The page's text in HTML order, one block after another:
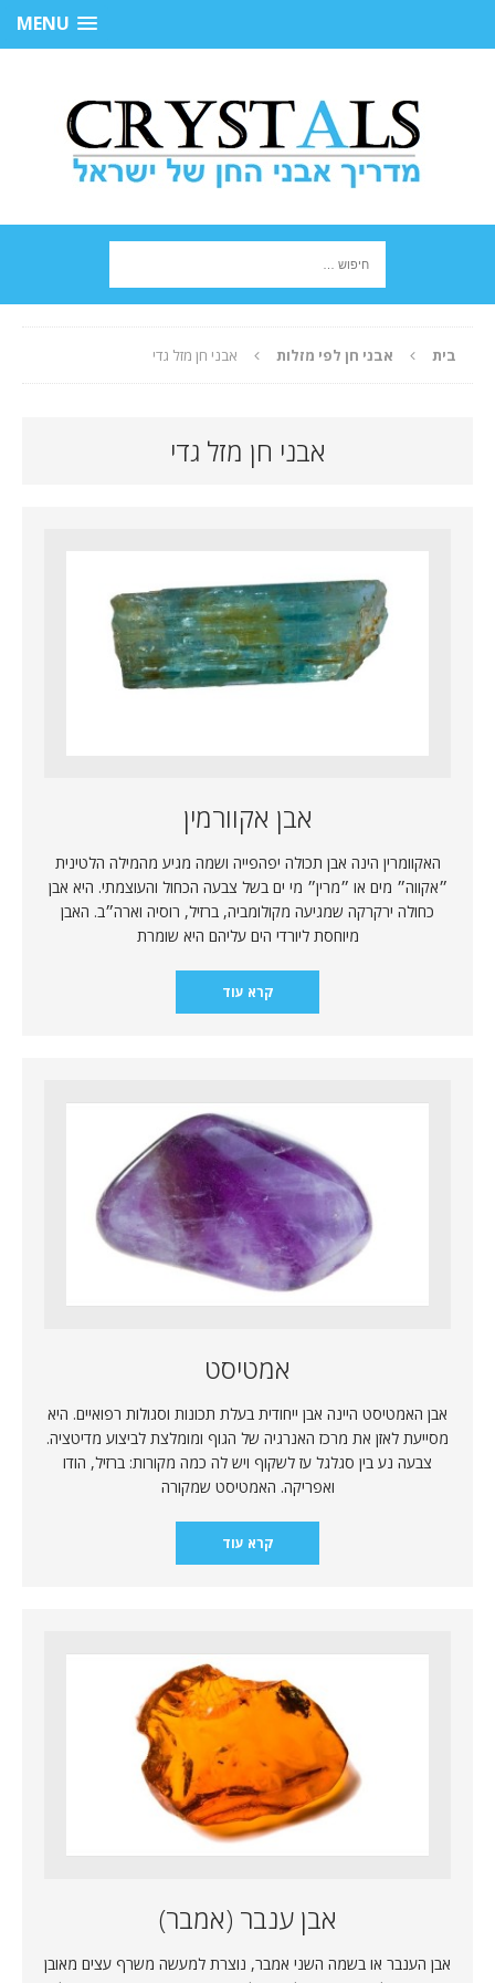
MENU
בית אבני חן לפי מזלות אבני חן מזל גדי
אבני חן מזל גדי
אבן אקוורמין
האקוומרין הינה אבן תכולה יפהפייה ושמה מגיע מהמילה הלטינית
״אקווה״ מים או ״מרין״ מי ים בשל צבעה הכחול והעוצמתי. היא אבן
כחולה ירקרקה שמגיעה מקולומביה, ברזיל, רוסיה וארה״ב. האבן
מיוחסת ליורדי הים עליהם היא שומרת
קרא עוד
אמטיסט
אבן האמטיסט היינה אבן ייחודית בעלת תכונות וסגולות רפואיים. היא
מסייעת לאזן את מרכז האנרגיה של הגוף ומומלצת לביצוע מדיטציה.
צבעה נע בין סגלגל עז לשקוף ויש לה כמה מקורות: ברזיל, הודו
ואפריקה. האמטיסט שמקורה
קרא עוד
אבן ענבר (אמבר)
אבן הענבר או בשמה השני אמבר, נוצרת למעשה משרף עצים מאובן